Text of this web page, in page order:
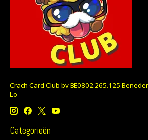
Crach Card Club bv BE0802.265.125
Lo
Categorieën